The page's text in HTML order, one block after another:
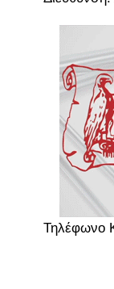
Τηλέφωνο